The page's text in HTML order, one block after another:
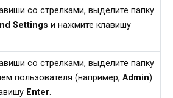
со стрелками, выделите папку
Settings и нажмите клавишу
со стрелками, выделите папку
пользователя (например,Admin)
Enter.